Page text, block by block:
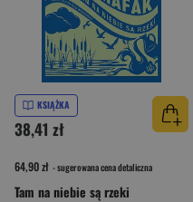
KSIĄŻKA
38,41 zł
64,90 zł - sugerowana cena detaliczna
Tam na niebie są rzeki